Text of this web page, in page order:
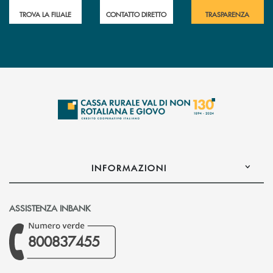
TROVA LA FILIALE CONTATTO DIRETTO TRASPARENZA
INFORMAZIONI
ASSISTENZA INBANK
800837455